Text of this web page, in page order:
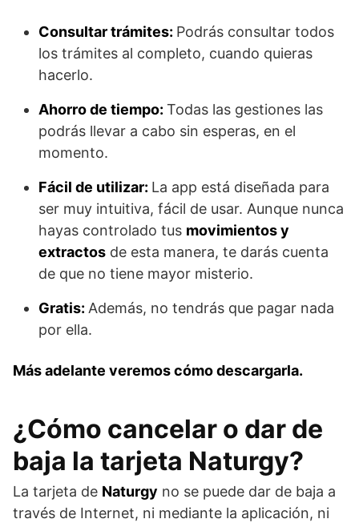
Consultar trámites: Podrás consultar todos
los trámites al completo, cuando quieras
hacerlo.
Ahorro de tiempo: Todas las gestiones las
podrás llevar a cabo sin esperas, en el
momento.
Fácil de utilizar: La app está diseñada para
ser muy intuitiva, fácil de usar. Aunque nunca
hayas controlado tus movimientos y
extractos de esta manera, te darás cuenta
de que no tiene mayor misterio.
Gratis: Además, no tendrás que pagar nada
por ella.
Más adelante veremos cómo descargarla.
¿Cómo cancelar o dar de
baja la tarjeta Naturgy?
La tarjeta de Naturgy no se puede dar de baja a
través de Internet, ni mediante la aplicación, ni